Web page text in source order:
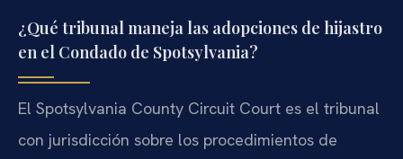
¿Qué tribunal maneja las adopciones de hijastro
en el Condado de Spotsylvania?
El Spotsylvania County Circuit Court es el tribunal
con jurisdicción sobre los procedimientos de